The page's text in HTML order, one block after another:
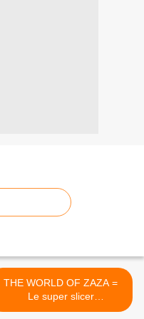
THE WORLD OF ZAZA =
Le super slicer
multicoupeur >